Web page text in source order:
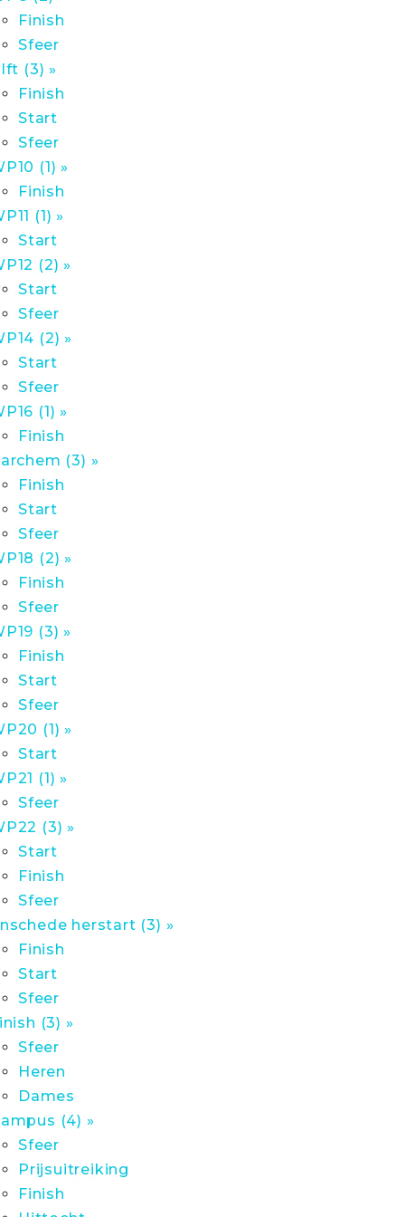
Finish
Sfeer
(3) »
Finish
Start
Sfeer
(1) »
Finish
(1) »
Start
(2) »
Start
Sfeer
(2) »
Start
Sfeer
(1) »
Finish
(3) »
Finish
Start
Sfeer
(2) »
Finish
Sfeer
(3) »
Finish
Start
Sfeer
(1) »
Start
(1) »
Sfeer
(3) »
Start
Finish
Sfeer
herstart (3) »
Finish
Start
Sfeer
(3) »
Sfeer
Heren
Dames
(4) »
Sfeer
Prijsuitreiking
Finish